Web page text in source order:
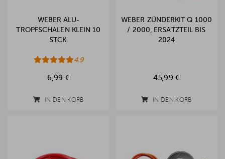
WEBER ALU-
TROPFSCHALEN KLEIN 10
STCK.
4.9
6,99 €
IN DEN KORB
WEBER ZÜNDERKIT Q 1000
/ 2000, ERSATZTEIL BIS
2024
45,99 €
IN DEN KORB